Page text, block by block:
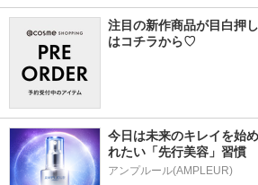
注目の新作商品が目白押
はコチラから♡
今日は未来のキレイを始
れたい「先行美容」習慣
アンプルール(AMPLEUR)